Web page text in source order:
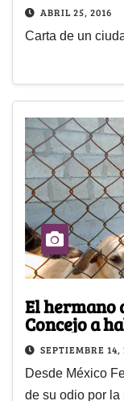
ABRIL 25, 2016
Carta de un
El hermano
Concejo a
SEPTIEMBRE 14,
Desde México
de su odio por